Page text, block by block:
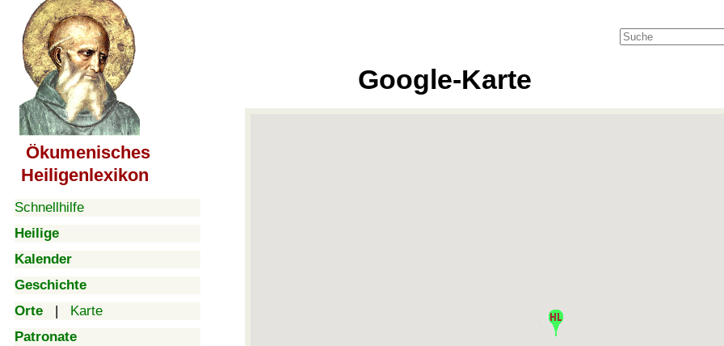
Ökumenisches
Heiligenlexikon
Schnellhilfe
Heilige
Kalender
Geschichte
Orte | Karte
Patronate
Google-Karte